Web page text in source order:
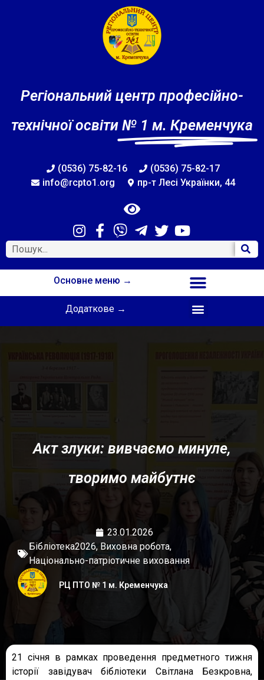
Регіональний центр професійно-
технічної освіти № 1 м. Кременчука
(0536) 75-82-16
(0536) 75-82-17
info@rcpto1.org
пр-т Лесі Українки, 44
Основне меню →
Додаткове →
Акт злуки: вивчаємо минуле,
творимо майбутнє
23.01.2026
Бібліотека2026, Виховна робота,
Національно-патріотичне виховання
РЦ ПТО № 1 м. Кременчука
21 січня в рамках проведення предметного тижня
історії завідувач бібліотеки Світлана Безкровна,